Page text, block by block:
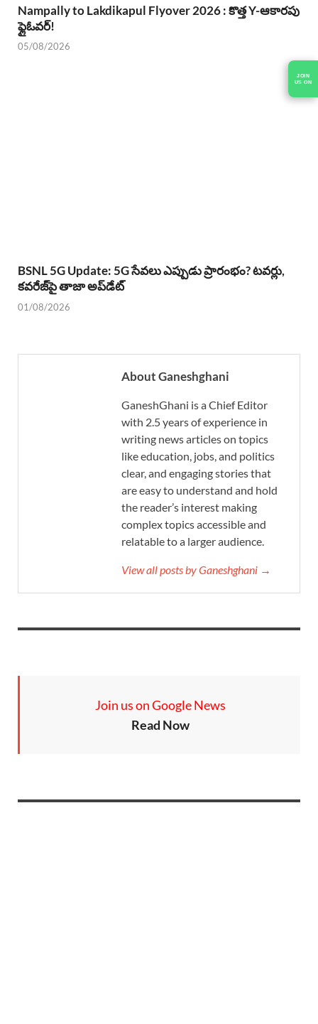
Nampally to Lakdikapul Flyover 2026 : కొత్త Y-ఆకారపు
ఫ్లైఓవర్!
05/08/2026
BSNL 5G Update: 5G సేవలు ఎప్పుడు ప్రారంభం? టవర్లు,
కవరేజ్‌పై తాజా అప్‌డేట్
01/08/2026
About Ganeshghani
GaneshGhani is a Chief Editor
with 2.5 years of experience in
writing news articles on topics
like education, jobs, and politics
clear, and engaging stories that
are easy to understand and hold
the reader’s interest making
complex topics accessible and
relatable to a larger audience.
View all posts by Ganeshghani →
Join us on Google News
Read Now